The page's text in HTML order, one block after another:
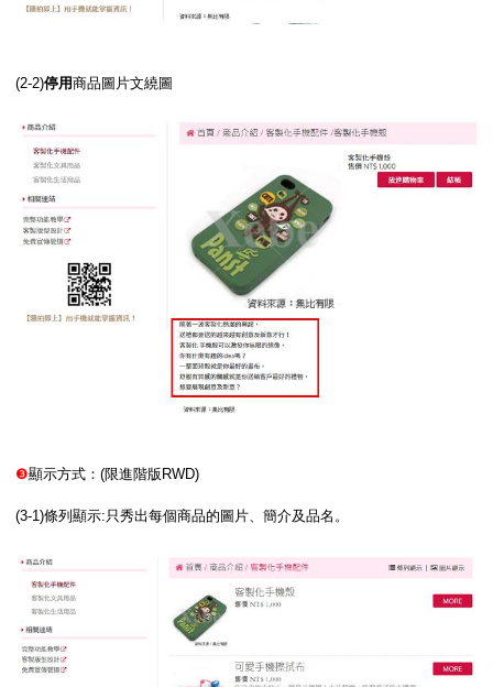
(2-2)停用商品圖片文繞圖
❸顯示方式：(限進階版RWD)
(3-1)條列顯示:只秀出每個商品的圖片、簡介及品名。